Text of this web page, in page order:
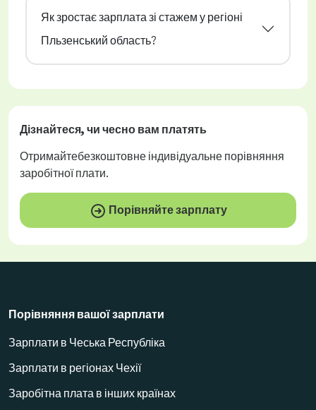
Як зростає зарплата зі стажем у регіоні
Пльзенський область?
Дізнайтеся, чи чесно вам платять
Отримайтебезкоштовне індивідуальне порівняння
заробітної плати.
Порівняйте зарплату
Порівняння вашої зарплати
Зарплати в Чеська Республіка
Зарплати в регіонах Чехії
Заробітна плата в інших країнах